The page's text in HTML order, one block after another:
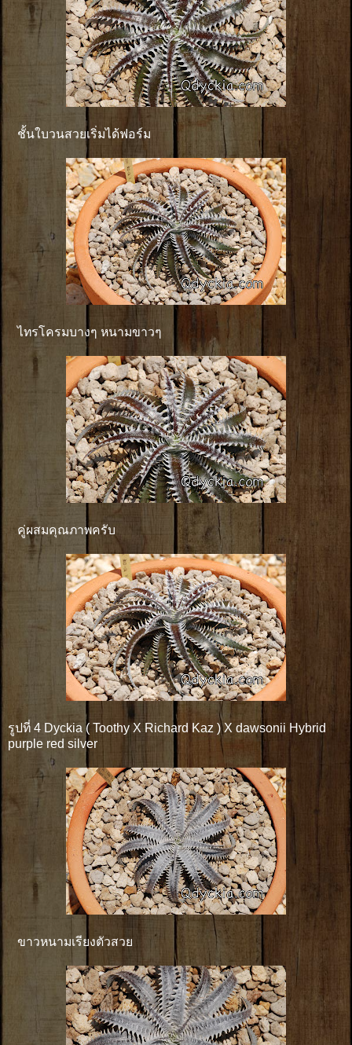
ชั้นใบวนสวยเริ่มได้ฟอร์ม
ไทรโครมบางๆ หนามขาวๆ
คู่ผสมคุณภาพครับ
รูปที่ 4 Dyckia ( Toothy X Richard Kaz ) X dawsonii Hybrid
purple red silver
ขาวหนามเรียงตัวสวย